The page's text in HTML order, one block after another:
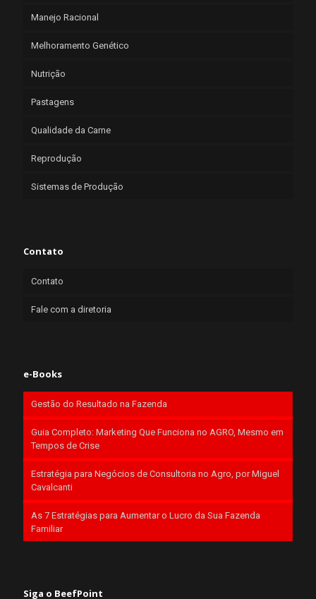
Manejo Racional
Melhoramento Genético
Nutrição
Pastagens
Qualidade da Carne
Reprodução
Sistemas de Produção
Contato
Contato
Fale com a diretoria
e-Books
Gestão do Resultado na Fazenda
Guia Completo: Marketing Que Funciona no AGRO, Mesmo em
Tempos de Crise
Estratégia para Negócios de Consultoria no Agro, por Miguel
Cavalcanti
As 7 Estratégias para Aumentar o Lucro da Sua Fazenda
Familiar
Siga o BeefPoint